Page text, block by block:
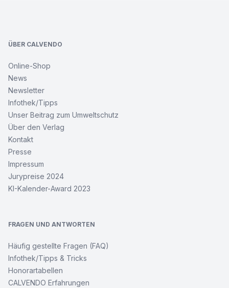
ÜBER CALVENDO
Online-Shop
News
Newsletter
Infothek/Tipps
Unser Beitrag zum Umweltschutz
Über den Verlag
Kontakt
Presse
Impressum
Jurypreise 2024
KI-Kalender-Award 2023
FRAGEN UND ANTWORTEN
Häufig gestellte Fragen (FAQ)
Infothek/Tipps & Tricks
Honorartabellen
CALVENDO Erfahrungen